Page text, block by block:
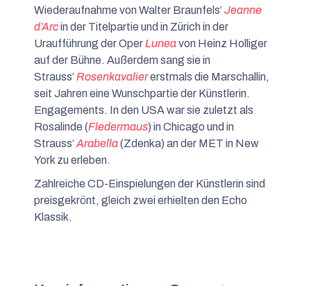
Wiederaufnahme von Walter Braunfels’Jeanne
d’Arcin der Titelpartie und in Zürich in der
Uraufführung der Oper Luneavon Heinz Holliger
auf der Bühne. Außerdem sang sie in
Strauss‘ Rosenkavaliererstmals die Marschallin,
seit Jahren eine Wunschpartie der Künstlerin.
Engagements. In den USA war sie zuletzt als
Rosalinde (Fledermaus) in Chicago und in
Strauss‘Arabella(Zdenka) an der MET in New
York zu erleben.
Zahlreiche CD-Einspielungen der Künstlerin sind
preisgekrönt, gleich zwei erhielten den Echo
Klassik.